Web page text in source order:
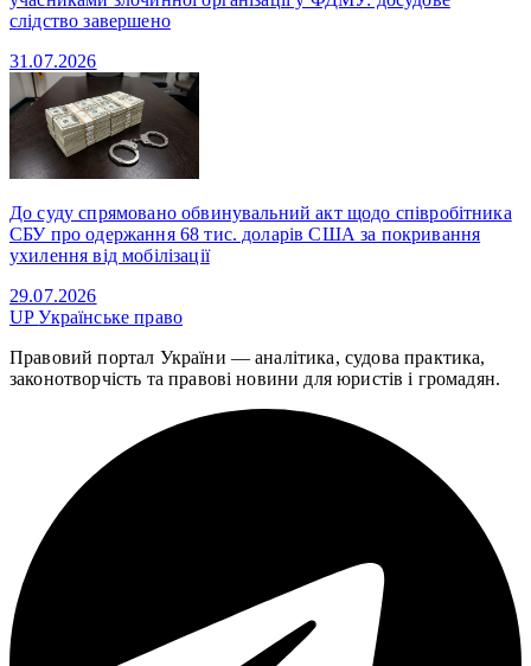
слідство завершено
31.07.2026
До суду спрямовано обвинувальний акт щодо співробітника
СБУ про одержання 68 тис. доларів США за покривання
ухилення від мобілізації
29.07.2026
UPУкраїнське право
Правовий портал України — аналітика, судова практика,
законотворчість та правові новини для юристів і громадян.